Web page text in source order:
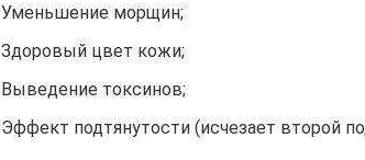
Уменьшение морщин;
Здоровый цвет кожи;
Выведение токсинов;
Эффект подтянутости (исчезает второй